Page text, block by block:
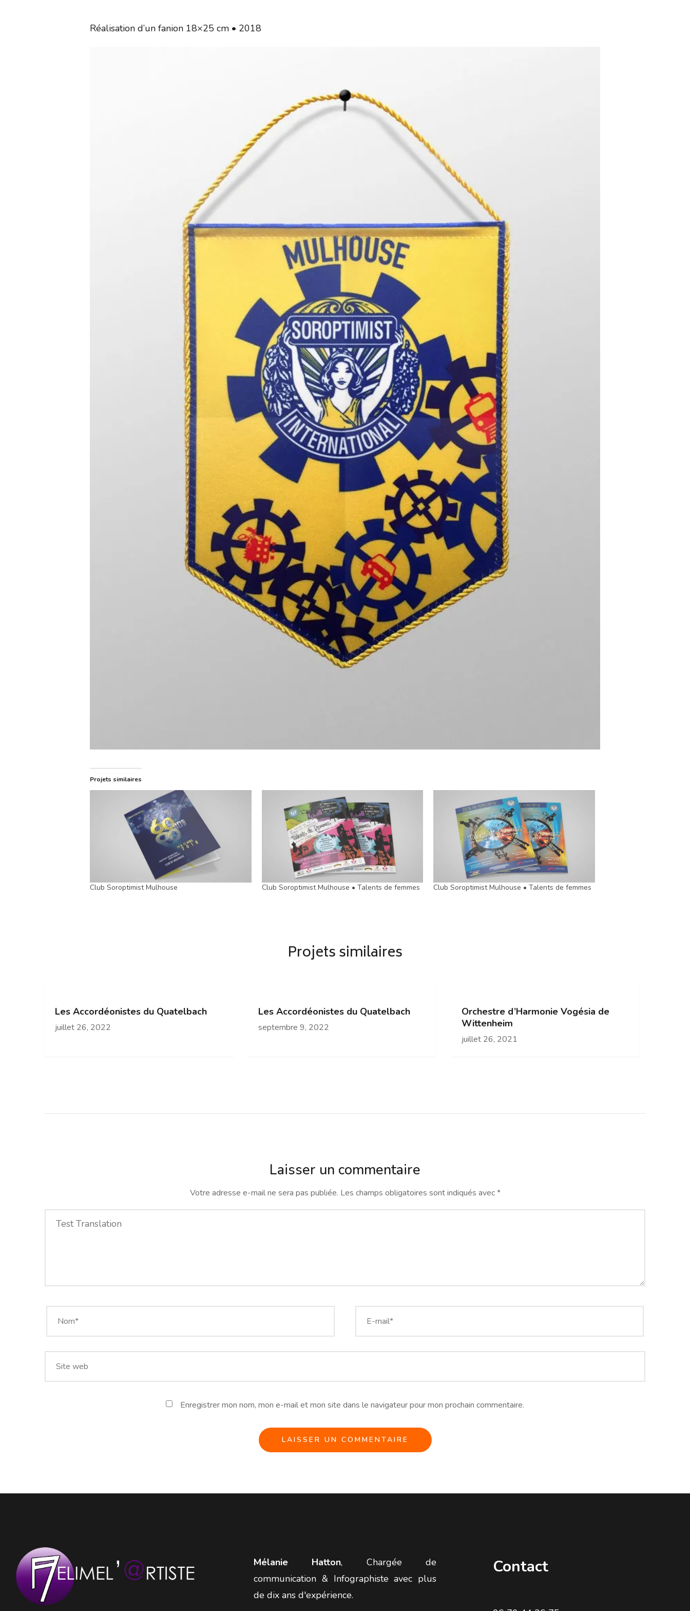
Réalisation d’un fanion 18×25 cm • 2018
Projets similaires
Club Soroptimist Mulhouse Club Soroptimist Mulhouse • Talents de femmes Club Soroptimist Mulhouse • Talents de femmes
Projets similaires
Les Accordéonistes du Quatelbach
juillet 26, 2022
Les Accordéonistes du Quatelbach
septembre 9, 2022
Orchestre d’Harmonie Vogésia de
Wittenheim
juillet 26, 2021
Laisser un commentaire
Votre adresse e-mail ne sera pas publiée. Les champs obligatoires sont indiqués avec*
Enregistrer mon nom, mon e-mail et mon site dans le navigateur pour mon prochain commentaire.
Mélanie Hatton, Chargée de
communication & Infographiste avec plus
de dix ans d'expérience.
Contact